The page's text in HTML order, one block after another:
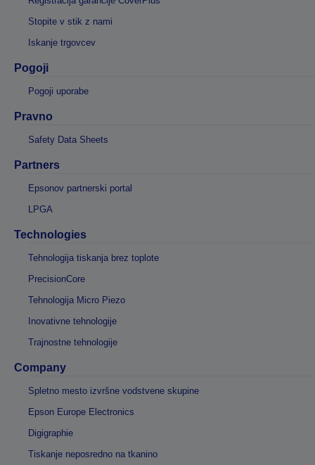
Stopite v stik z nami
Iskanje trgovcev
Pogoji
Pogoji uporabe
Pravno
Safety Data Sheets
Partners
Epsonov partnerski portal
LPGA
Technologies
Tehnologija tiskanja brez toplote
PrecisionCore
Tehnologija Micro Piezo
Inovativne tehnologije
Trajnostne tehnologije
Company
Spletno mesto izvršne vodstvene skupine
Epson Europe Electronics
Digigraphie
Tiskanje neposredno na tkanino